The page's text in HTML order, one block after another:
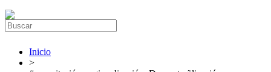
Inicio
>